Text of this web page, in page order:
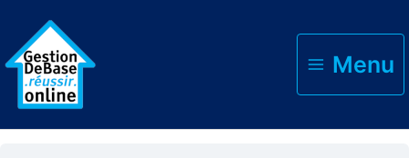
Menu
Accueil Gestizi